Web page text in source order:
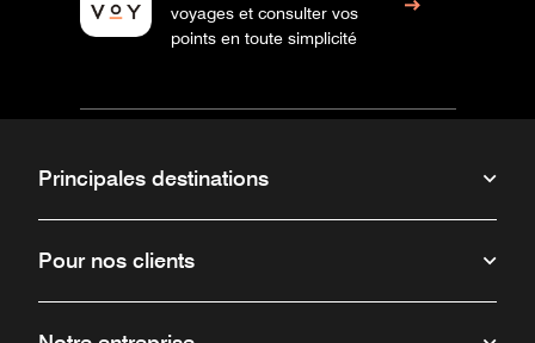
voyages et consulter vos
points en toute simplicité
Principales destinations
Pour nos clients